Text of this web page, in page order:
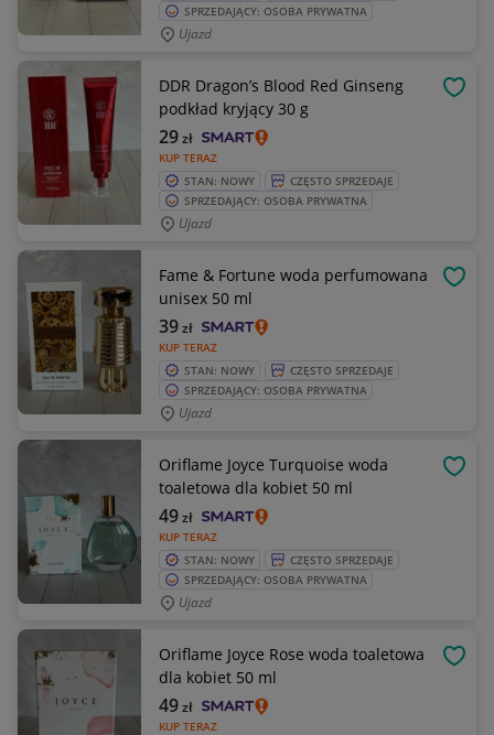
SPRZEDAJĄCY: OSOBA PRYWATNA
Ujazd
DDR Dragon’s Blood Red Ginseng
podkład kryjący 30 g
KUP TERAZ
29zł
STAN: NOWY
CZĘSTO SPRZEDAJE
SPRZEDAJĄCY: OSOBA PRYWATNA
Ujazd
Fame & Fortune woda perfumowana
unisex 50 ml
KUP TERAZ
39zł
STAN: NOWY
CZĘSTO SPRZEDAJE
SPRZEDAJĄCY: OSOBA PRYWATNA
Ujazd
Oriflame Joyce Turquoise woda
toaletowa dla kobiet 50 ml
KUP TERAZ
49zł
STAN: NOWY
CZĘSTO SPRZEDAJE
SPRZEDAJĄCY: OSOBA PRYWATNA
Ujazd
Oriflame Joyce Rose woda toaletowa
dla kobiet 50 ml
KUP TERAZ
49zł